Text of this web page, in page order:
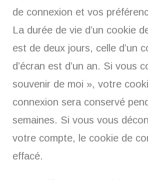
de connexion et vos
La durée de vie d’un cookie
est de deux jours, celle d’un
d’écran est d’un an. Si vous
souvenir de moi », votre
connexion sera conservé
semaines. Si vous vous
votre compte, le cookie de
effacé.